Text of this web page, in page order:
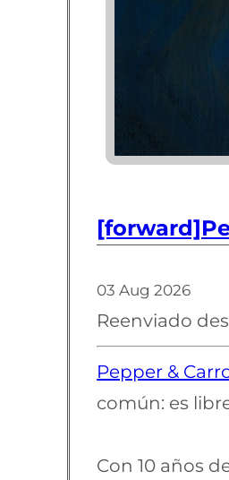
03 Aug 2026
Reenviado
Pepper &
común: es
Con 10 años